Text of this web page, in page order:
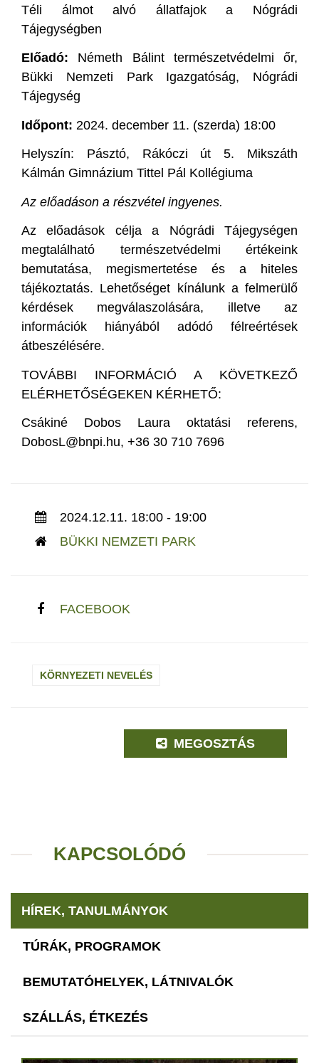
Téli álmot alvó állatfajok a Nógrádi
Tájegységben
Előadó: Németh Bálint természetvédelmi őr,
Bükki Nemzeti Park Igazgatóság, Nógrádi
Tájegység
Időpont: 2024. december 11. (szerda) 18:00
Helyszín: Pásztó, Rákóczi út 5. Mikszáth
Kálmán Gimnázium Tittel Pál Kollégiuma
Az előadáson a részvétel ingyenes.
Az előadások célja a Nógrádi Tájegységen
megtalálható természetvédelmi értékeink
bemutatása, megismertetése és a hiteles
tájékoztatás. Lehetőséget kínálunk a felmerülő
kérdések megválaszolására, illetve az
információk hiányából adódó félreértések
átbeszélésére.
TOVÁBBI INFORMÁCIÓ A KÖVETKEZŐ
ELÉRHETŐSÉGEKEN KÉRHETŐ:
Csákiné Dobos Laura oktatási referens,
DobosL@bnpi.hu, +36 30 710 7696
2024.12.11. 18:00 - 19:00
BÜKKI NEMZETI PARK
FACEBOOK
KÖRNYEZETI NEVELÉS
MEGOSZTÁS
KAPCSOLÓDÓ
HÍREK, TANULMÁNYOK
TÚRÁK, PROGRAMOK
BEMUTATÓHELYEK, LÁTNIVALÓK
SZÁLLÁS, ÉTKEZÉS